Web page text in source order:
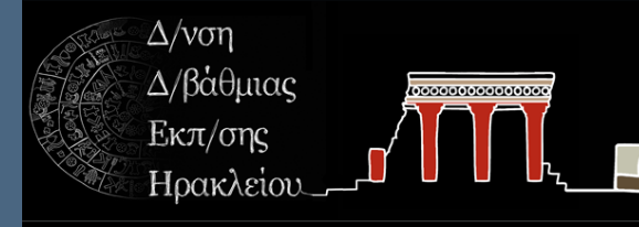
ΕΚΔΡΟΜΕΣ (7.354)
ΕΚΠΑΙΔΕΥΤΙΚΑ ΘΕΜΑΤΑ(2.824)
ΕΠΑΛ(366)
ΕΠΙΜΟΡΦΩΣΗ Τ.Π.Ε. (10)
ΕΥΡΩΠΑΪΚΑ ΠΡΟΓΡΑΜΜΑΤΑ(230)